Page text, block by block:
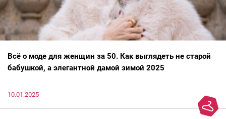
Всё о моде для женщин за 50. Как выглядеть не старой
бабушкой, а элегантной дамой зимой 2025
10.01.2025